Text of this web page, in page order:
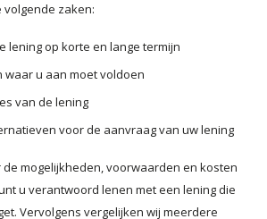
volgende zaken:
lening op korte en lange termijn
waar u aan moet voldoen
van de lening
voor de aanvraag van uw lening
mogelijkheden, voorwaarden en kosten
u verantwoord lenen met een lening die
Vervolgens vergelijken wij meerdere